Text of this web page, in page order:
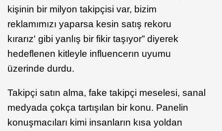
kişinin bir milyon takipçisi var, bizim
reklamımızı yaparsa kesin satış rekoru
kırarız' gibi yanlış bir fikir taşıyor” diyerek
hedeflenen kitleyle influencerın uyumu
üzerinde durdu.
Takipçi satın alma, fake takipçi meselesi, sanal
medyada çokça tartışılan bir konu. Panelin
konuşmacıları kimi insanların kısa yoldan